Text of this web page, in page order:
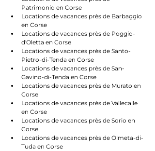
Patrimonio en Corse
Locations de vacances près de Barbaggio
en Corse
Locations de vacances près de Poggio-
d'Oletta en Corse
Locations de vacances près de Santo-
Pietro-di-Tenda en Corse
Locations de vacances près de San-
Gavino-di-Tenda en Corse
Locations de vacances près de Murato en
Corse
Locations de vacances près de Vallecalle
en Corse
Locations de vacances près de Sorio en
Corse
Locations de vacances près de Olmeta-di-
Tuda en Corse